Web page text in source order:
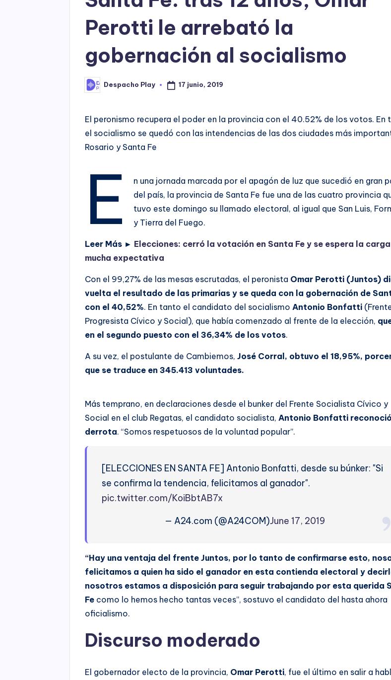
o
l
Perotti le arrebató la
gobernación al socialismo
Posted
by
Despacho Play 17 junio, 2019
El peronismo recupera el poder en la provincia con el 40.52% de los votos. En
el socialismo se quedó con las intendencias de las dos ciudades más
Rosario y Santa Fe
E
n una jornada marcada por el apagón de luz que sucedió en gran
del país, la provincia de Santa Fe fue una de las cuatro provincia
tuvo este domingo su llamado electoral, al igual que San Luis,
y Tierra del Fuego.
Leer Más ► Elecciones: cerró la votación en Santa Fe y se espera la
mucha expectativa
Con el 99,27% de las mesas escrutadas, el peronista Omar Perotti (Juntos)
vuelta el resultado de las primarias y se queda con la gobernación de
con el 40,52%. En tanto el candidato del socialismo Antonio Bonfatti
Progresista Cívico y Social), que había comenzado al frente de la elección,
en el segundo puesto con el 36,34% de los votos.
A su vez, el postulante de Cambiemos,José Corral, obtuvo el 18,95%,
que se traduce en 345.413 voluntades.
Más temprano, en declaraciones desde el bunker del Frente Socialista Cívico y
Social en el club Regatas, el candidato socialista, Antonio Bonfatti
derrota. “Somos respetuosos de la voluntad popular”.
[ELECCIONES EN SANTA FE] Antonio Bonfatti, desde su búnker: "Si
se confirma la tendencia, felicitamos al ganador".
pic.twitter.com/KoiBbtAB7x
— A24.com (@A24COM)June 17, 2019
“Hay una ventaja del frente Juntos, por lo tanto de confirmarse esto,
felicitamos a quien ha sido el ganador en esta contienda electoral y
nosotros estamos a disposición para seguir trabajando por esta querida
Fe como lo hemos hecho tantas veces”, sostuvo el candidato del hasta ahora
oficialismo.
Discurso moderado
El gobernador electo de la provincia, Omar Perotti, fue el último en salir a